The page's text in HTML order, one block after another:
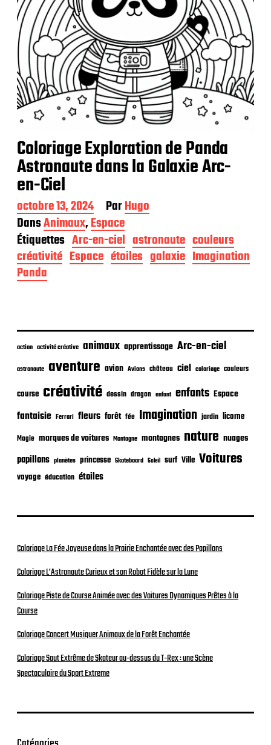
Coloriage Exploration de Panda
Astronaute dans la Galaxie Arc-
en-Ciel
D
a
t
e
d
e
p
i
a
t
i
o
n
octobre 13, 2024 ParHugo
DansAnimaux,Espace
Étiquettes Arc-en-ciel astronaute couleurs
créativité Espace étoiles galaxie Imagination
Panda
action activité créative animaux apprentissage Arc-en-ciel
astronaute aventure avion Avions château ciel coloriage couleurs
course créativité dessin dragon enfant enfants Espace
fantaisie Ferrari fleurs forêt fée Imagination jardin licorne
Magie marques de voitures Montagne montagnes nature nuages
papillons planètes princesse Skateboard Soleil surf Ville Voitures
voyage éducation étoiles
Coloriage La Fée Joyeuse dans la Prairie Enchantée avec des Papillons
Coloriage L’Astronaute Curieux et son Robot Fidèle sur la Lune
Coloriage Piste de Course Animée avec des Voitures Dynamiques Prêtes à la
Course
Coloriage Concert Musiquer Animaux de la Forêt Enchantée
Coloriage Saut Extrême de Skateur au-dessus du T-Rex : une Scène
Spectaculaire du Sport Extreme